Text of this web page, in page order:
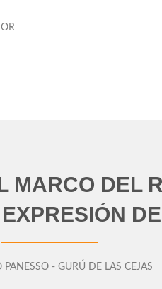
MARCO DEL
PANESSO - GURÚ DE LAS CEJAS